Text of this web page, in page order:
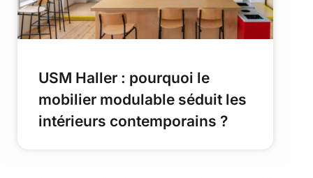
USM Haller : pourquoi le
mobilier modulable séduit les
intérieurs contemporains ?